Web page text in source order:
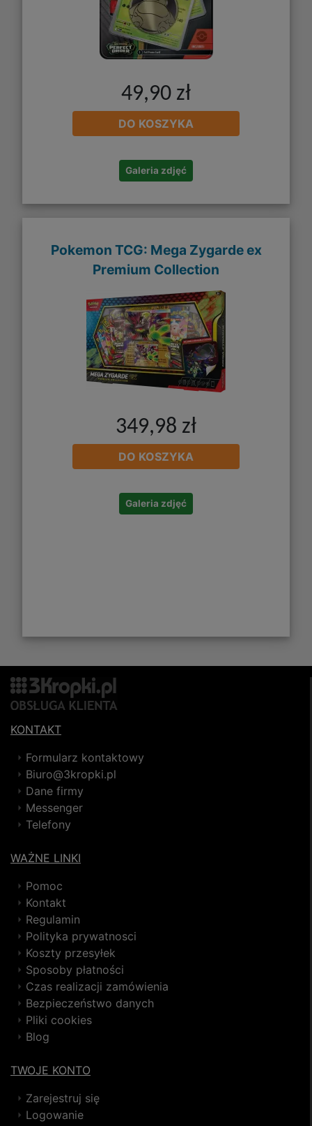
49,90 zł
DO KOSZYKA
Galeria zdjęć
Pokemon TCG: Mega Zygarde ex
Premium Collection
349,98 zł
DO KOSZYKA
Galeria zdjęć
KONTAKT
Formularz kontaktowy
Biuro@3kropki.pl
Dane firmy
Messenger
Telefony
WAŻNE LINKI
Pomoc
Kontakt
Regulamin
Polityka prywatnosci
Koszty przesyłek
Sposoby płatności
Czas realizacji zamówienia
Bezpieczeństwo danych
Pliki cookies
Blog
TWOJE KONTO
Zarejestruj się
Logowanie